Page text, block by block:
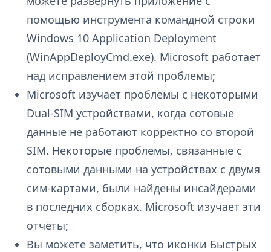
помощью инструмента командной строки
Windows 10 Application Deployment
(WinAppDeployCmd.exe). Microsoft работает
над исправлением этой проблемы;
Microsoft изучает проблемы с некоторыми
Dual-SIM устройствами, когда сотовые
данные не работают корректно со второй
SIM. Некоторые проблемы, связанные с
сотовыми данными на устройствах с двумя
сим-картами, были найдены инсайдерами
в последних сборках. Microsoft изучает эти
отчёты;
Вы можете заметить, что иконки Быстрых